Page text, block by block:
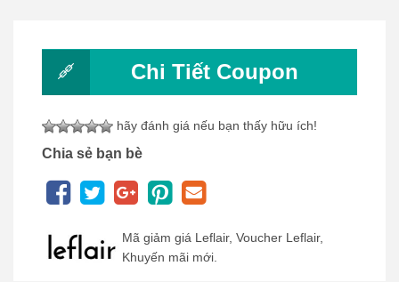
Chi Tiết Coupon
hãy đánh giá nếu bạn thấy hữu ích!
Chia sẻ bạn bè
Mã giảm giá Leflair, Voucher Leflair,
Khuyến mãi mới.